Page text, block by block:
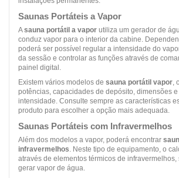
Saunas Portáteis a Vapor
Asauna portátil a vapor utiliza um gerador de
conduz vapor para o interior da cabine.
poderá ser possível regular a intensidade do
da sessão e controlar as funções através de
painel digital.
Existem vários modelos de sauna portátil vapor,
potências, capacidades de depósito, dimensões
intensidade. Consulte sempre as características
produto para escolher a opção mais adequada.
Saunas Portáteis com Infravermelhos
Além dos modelos a vapor, poderá encontrar
infravermelhos . Neste tipo de equipamento, o
através de elementos térmicos de
gerar vapor de água.